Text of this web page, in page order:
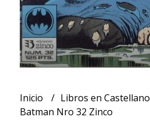
Inicio
Libros en Castellano
Batman Nro 32 Zinco